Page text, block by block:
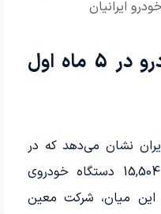
ایرانیان
واردات 4.5 هزار خودرو در 5 ماه اول
ایران نشان می‌دهد که در
پنج ماه نخست سال جاری، 15,504 دستگاه خودروی
میان، شرکت معین